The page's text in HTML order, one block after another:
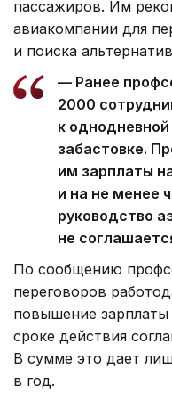
пассажиров. Им
авиакомпании для
и поиска
— Ранее
2000
к
забастовке.
им зарплаты
и на не менее
руководство
не
По сообщению
переговоров
повышение зарплаты
сроке действия
В сумме это дает
в год.